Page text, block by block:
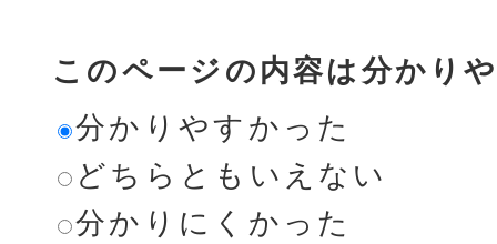
このページの内容は分かり
分かりやすかった
どちらともいえない
分かりにくかった